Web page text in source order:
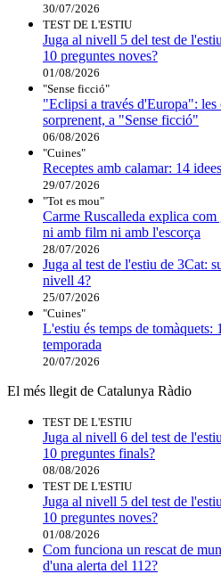
30/07/2026
TEST DE L'ESTIU
Juga al nivell 5 del test de
10 preguntes noves?
01/08/2026
"Sense ficció"
"Eclipsi a través d'Europa":
sorprenent, a "Sense ficció"
06/08/2026
"Cuines"
Receptes amb calamar: 14
29/07/2026
"Tot es mou"
Carme Ruscalleda explica
ni amb film ni amb l'escorça
28/07/2026
Juga al test de l'estiu de 3Cat:
nivell 4?
25/07/2026
"Cuines"
L'estiu és temps de tomàquets:
temporada
20/07/2026
El més llegit de Catalunya Ràdio
TEST DE L'ESTIU
Juga al nivell 6 del test de
10 preguntes finals?
08/08/2026
TEST DE L'ESTIU
Juga al nivell 5 del test de
10 preguntes noves?
01/08/2026
Com funciona un rescat de
d'una alerta del 112?